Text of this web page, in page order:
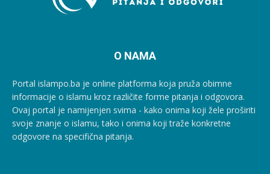
O NAMA
Portal islampo.ba je online platforma koja pruža obimne
informacije o islamu kroz različite forme pitanja i odgovora.
Ovaj portal je namijenjen svima - kako onima koji žele proširiti
svoje znanje o islamu, tako i onima koji traže konkretne
odgovore na specifična pitanja.